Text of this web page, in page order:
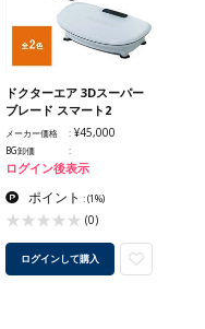
ドクターエア 3Dスーパー
ブレード スマート2
メーカー価格 ¥45,000
BG卸価
ログイン後表示
ポイント :(1%)
(0)
ログインして購入